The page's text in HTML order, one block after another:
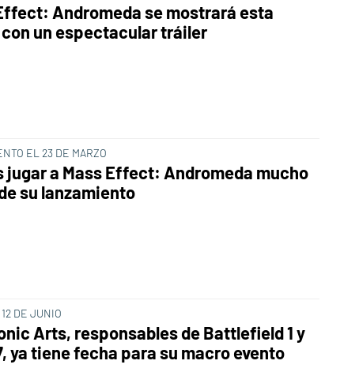
Andromeda se mostrará esta
un espectacular tráiler
EL 23 DE MARZO
jugar a Mass Effect: Andromeda mucho
su lanzamiento
DE JUNIO
Arts, responsables de Battlefield 1 y
ya tiene fecha para su macro evento